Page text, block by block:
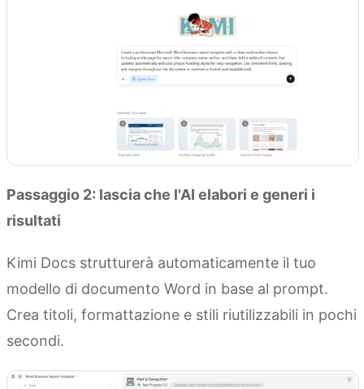
Passaggio 2: lascia che l'AI elabori e generi i
risultati
Kimi Docs strutturerà automaticamente il tuo
modello di documento Word in base al prompt.
Crea titoli, formattazione e stili riutilizzabili in pochi
secondi.